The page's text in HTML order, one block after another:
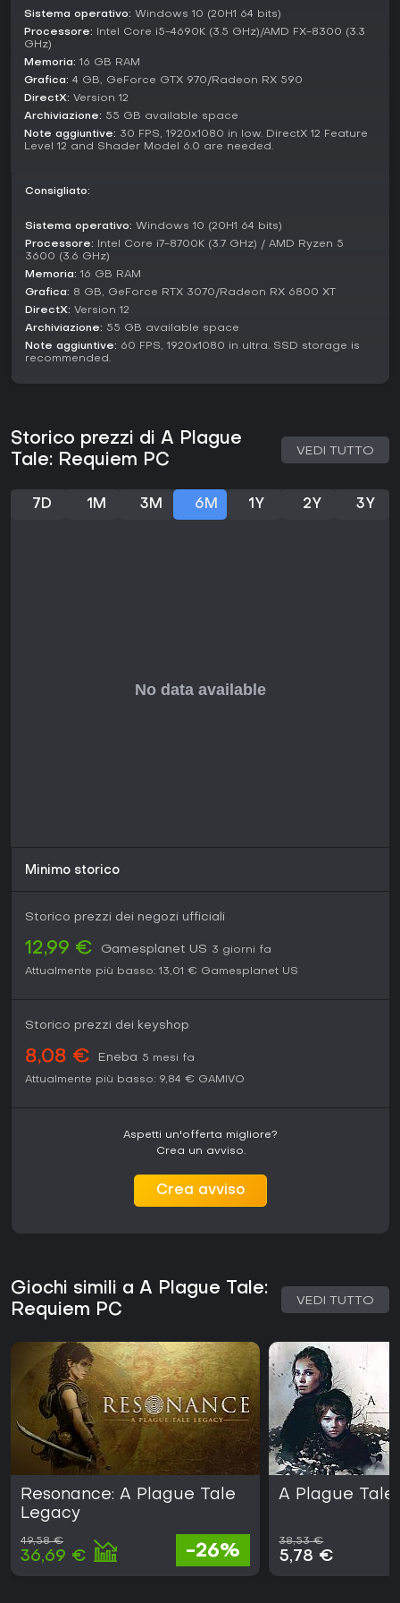
realistica si contorce con forze ultraterrene, fondendo
fiction storica e horror fantasy.
Vale la pena giocarci?
Per chi apprezza action-adventure narrativi con stealth ed
enigmi, A Plague Tale: Requiem regala un'esperienza
avvincente da non perdere. Ha ricevuto un'accoglienza
molto positiva, con il 91% di oltre 7.000 recensioni utenti che
ne lodano storia e atmosfera.
gameplay strategico, anche se alcuni segnalano sezioni
hardware. Senza update o stagioni in corso, resta un
pacchetto completo per gli appassionati single-player in
cerca di un sequel che amplia stealth e meccaniche
sovrannaturali.
Sistema operativo: Windows 10 (20H1 64 bits)
Processore: Intel Core i5-4690K (3.5 GHz)/AMD FX-8300 (3.3
GHz)
Memoria: 16 GB RAM
Grafica: 4 GB, GeForce GTX 970/Radeon RX 590
DirectX: Version 12
Archiviazione: 55 GB available space
Note aggiuntive: 30 FPS, 1920x1080 in low. DirectX 12 Feature
Level 12 and Shader Model 6.0 are needed.
Consigliato:
Sistema operativo: Windows 10 (20H1 64 bits)
Processore: Intel Core i7-8700K (3.7 GHz) / AMD Ryzen 5
3600 (3.6 GHz)
Memoria: 16 GB RAM
Grafica: 8 GB, GeForce RTX 3070/Radeon RX 6800 XT
DirectX: Version 12
Archiviazione: 55 GB available space
Note aggiuntive: 60 FPS, 1920x1080 in ultra. SSD storage is
recommended.
Storico prezzi di A Plague
Tale: Requiem PC
VEDI TUTTO
7D 1M 3M 6M 1Y 2Y 3Y
Minimo storico
Storico prezzi dei negozi ufficiali
12,99 € Gamesplanet US 3 giorni fa
Attualmente più basso: 13,01 € Gamesplanet US
Storico prezzi dei keyshop
8,08 € Eneba 5 mesi fa
Attualmente più basso: 9,84 € GAMIVO
Aspetti un'offerta migliore?
Crea un avviso.
Crea avviso
Giochi simili a A Plague Tale:
Requiem PC
VEDI TUTTO
Resonance: A Plague Tale
Legacy
49,58 €
36,69 € -26%
A Plague
38,53 €
5,78 €